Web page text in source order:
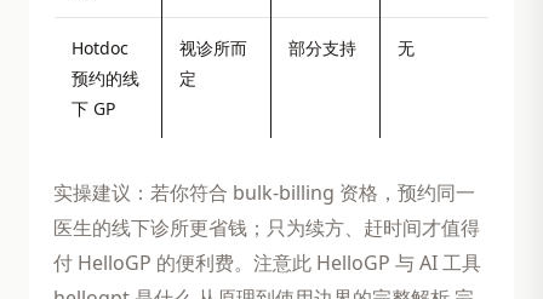
Hotdoc
预约的线
下 GP
视诊所而
定
部分支持 无
实操建议：若你符合 bulk-billing 资格，预约同一
医生的线下诊所更省钱；只为续方、赶时间才值得
付 HelloGP 的便利费。注意此 HelloGP 与 AI 工具